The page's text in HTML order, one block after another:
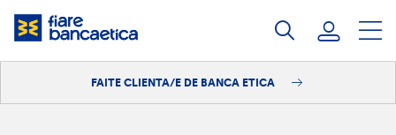
Saltar
FAITE CLIENTA/E DE BANCA ETICA